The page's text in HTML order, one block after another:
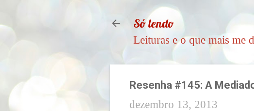
Só lendo
Leituras e o que mais me
Resenha #145: A
dezembro 13, 2013